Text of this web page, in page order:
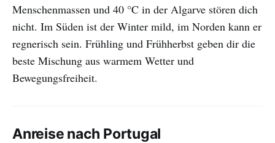
Menschenmassen und 40 °C in der Algarve stören dich
nicht. Im Süden ist der Winter mild, im Norden kann er
regnerisch sein. Frühling und Frühherbst geben dir die
beste Mischung aus warmem Wetter und
Bewegungsfreiheit.
Anreise nach Portugal